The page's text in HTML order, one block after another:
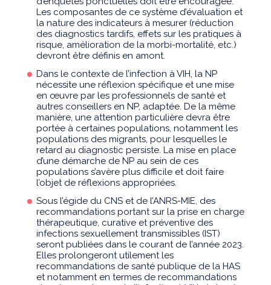
Les composantes de ce système d’évaluation et
la nature des indicateurs à mesurer (réduction
des diagnostics tardifs, effets sur les pratiques à
risque, amélioration de la morbi-mortalité, etc.)
devront être définis en amont.
Dans le contexte de l’infection à VIH, la NP
nécessite une réflexion spécifique et une mise
en œuvre par les professionnels de santé et
autres conseillers en NP, adaptée. De la même
manière, une attention particulière devra être
portée à certaines populations, notamment les
populations des migrants, pour lesquelles le
retard au diagnostic persiste. La mise en place
d’une démarche de NP au sein de ces
populations s’avère plus difficile et doit faire
l’objet de réflexions appropriées.
Sous l’égide du CNS et de l’ANRS-MIE, des
recommandations portant sur la prise en charge
thérapeutique, curative et préventive des
infections sexuellement transmissibles (IST)
seront publiées dans le courant de l’année 2023.
Elles prolongeront utilement les
recommandations de santé publique de la HAS
et notamment en termes de recommandations